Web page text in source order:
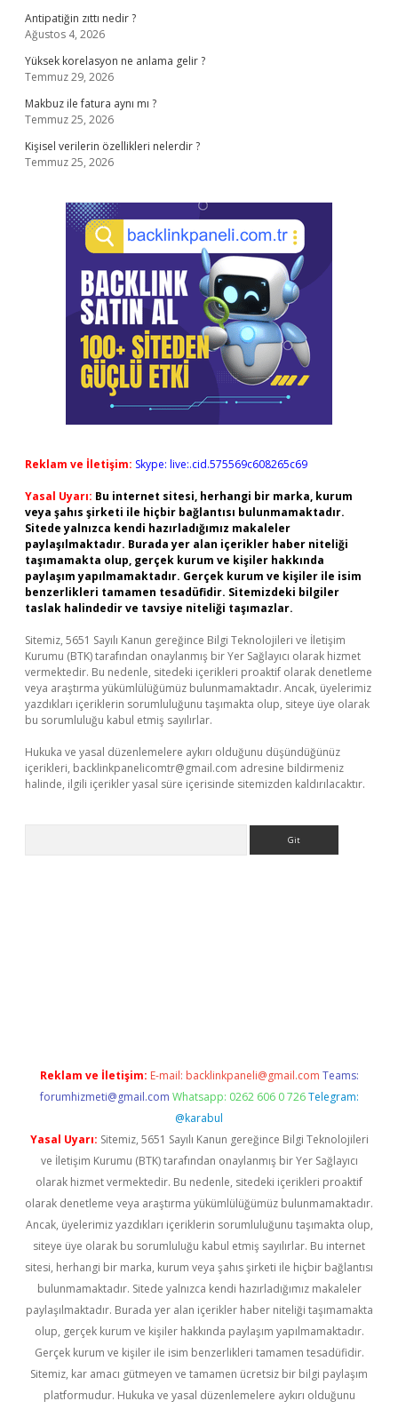
Antipatiğin zıttı nedir ?
Ağustos 4, 2026
Yüksek korelasyon ne anlama gelir ?
Temmuz 29, 2026
Makbuz ile fatura aynı mı ?
Temmuz 25, 2026
Kişisel verilerin özellikleri nelerdir ?
Temmuz 25, 2026
Reklam ve İletişim: Skype: live:.cid.575569c608265c69
Yasal Uyarı: Bu internet sitesi, herhangi bir marka, kurum
veya şahıs şirketi ile hiçbir bağlantısı bulunmamaktadır.
Sitede yalnızca kendi hazırladığımız makaleler
paylaşılmaktadır. Burada yer alan içerikler haber niteliği
taşımamakta olup, gerçek kurum ve kişiler hakkında
paylaşım yapılmamaktadır. Gerçek kurum ve kişiler ile isim
benzerlikleri tamamen tesadüfidir. Sitemizdeki bilgiler
taslak halindedir ve tavsiye niteliği taşımazlar.
Sitemiz, 5651 Sayılı Kanun gereğince Bilgi Teknolojileri ve İletişim
Kurumu (BTK) tarafından onaylanmış bir Yer Sağlayıcı olarak hizmet
vermektedir. Bu nedenle, sitedeki içerikleri proaktif olarak denetleme
veya araştırma yükümlülüğümüz bulunmamaktadır. Ancak, üyelerimiz
yazdıkları içeriklerin sorumluluğunu taşımakta olup, siteye üye olarak
bu sorumluluğu kabul etmiş sayılırlar.
Hukuka ve yasal düzenlemelere aykırı olduğunu düşündüğünüz
içerikleri, backlinkpanelicomtr@gmail.com adresine bildirmeniz
halinde, ilgili içerikler yasal süre içerisinde sitemizden kaldırılacaktır.
Reklam ve İletişim: E-mail: backlinkpaneli@gmail.com Teams:
forumhizmeti@gmail.com Whatsapp: 0262 606 0 726 Telegram:
@karabul
Yasal Uyarı: Sitemiz, 5651 Sayılı Kanun gereğince Bilgi Teknolojileri
ve İletişim Kurumu (BTK) tarafından onaylanmış bir Yer Sağlayıcı
olarak hizmet vermektedir. Bu nedenle, sitedeki içerikleri proaktif
olarak denetleme veya araştırma yükümlülüğümüz bulunmamaktadır.
Ancak, üyelerimiz yazdıkları içeriklerin sorumluluğunu taşımakta olup,
siteye üye olarak bu sorumluluğu kabul etmiş sayılırlar. Bu internet
sitesi, herhangi bir marka, kurum veya şahıs şirketi ile hiçbir bağlantısı
bulunmamaktadır. Sitede yalnızca kendi hazırladığımız makaleler
paylaşılmaktadır. Burada yer alan içerikler haber niteliği taşımamakta
olup, gerçek kurum ve kişiler hakkında paylaşım yapılmamaktadır.
Gerçek kurum ve kişiler ile isim benzerlikleri tamamen tesadüfidir.
Sitemiz, kar amacı gütmeyen ve tamamen ücretsiz bir bilgi paylaşım
platformudur. Hukuka ve yasal düzenlemelere aykırı olduğunu